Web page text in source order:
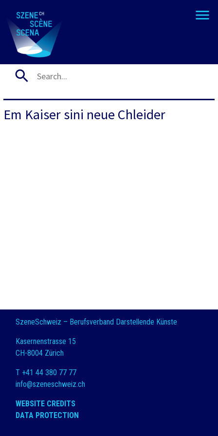
Em Kaiser sini neue Chleider
SzeneSchweiz – Berufsverband Darstellende Künste
Kasernenstrasse 15
CH-8004 Zürich
T +41 44 380 77 77
info@szeneschweiz.ch
WEBSITE CREDITS
DATA PROTECTION